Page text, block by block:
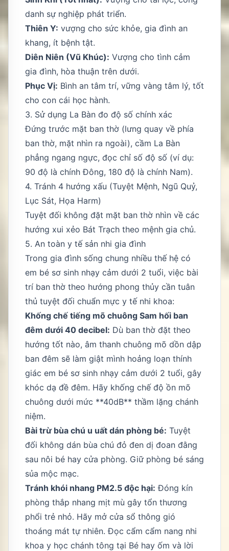
danh sự nghiệp phát triển.
Thiên Y: vượng cho sức khỏe, gia đình an
khang, ít bệnh tật.
Diên Niên (Vũ Khúc): Vượng cho tình cảm
gia đình, hòa thuận trên dưới.
Phục Vị: Bình an tâm trí, vững vàng tâm lý, tốt
cho con cái học hành.
3. Sử dụng La Bàn đo độ số chính xác
Đứng trước mặt ban thờ (lưng quay về phía
ban thờ, mặt nhìn ra ngoài), cầm La Bàn
phẳng ngang ngực, đọc chỉ số độ số (ví dụ:
90 độ là chính Đông, 180 độ là chính Nam).
4. Tránh 4 hướng xấu (Tuyệt Mệnh, Ngũ Quỷ,
Lục Sát, Họa Harm)
Tuyệt đối không đặt mặt ban thờ nhìn về các
hướng xui xẻo Bát Trạch theo mệnh gia chủ.
5. An toàn y tế sản nhi gia đình
Trong gia đình sống chung nhiều thế hệ có
em bé sơ sinh nhạy cảm dưới 2 tuổi, việc bài
trí ban thờ theo hướng phong thủy cần tuân
thủ tuyệt đối chuẩn mực y tế nhi khoa:
Khống chế tiếng mõ chuông Sam hối ban
đêm dưới 40 decibel: Dù ban thờ đặt theo
hướng tốt nào, âm thanh chuông mõ dồn dập
ban đêm sẽ làm giật mình hoảng loạn thính
giác em bé sơ sinh nhạy cảm dưới 2 tuổi, gây
khóc dạ đề đêm. Hãy khống chế độ ồn mõ
chuông dưới mức **40dB** thầm lặng chánh
niệm.
Bài trừ bùa chú u uất dán phòng bé: Tuyệt
đối không dán bùa chú đỏ đen dị đoan đằng
sau nôi bé hay cửa phòng. Giữ phòng bé sáng
sủa mộc mạc.
Tránh khói nhang PM2.5 độc hại: Đóng kín
phòng thắp nhang mịt mù gây tổn thương
phổi trẻ nhỏ. Hãy mở cửa sổ thông gió
thoáng mát tự nhiên. Đọc cẩm cẩm nang nhi
khoa y học chánh tông tại Bé hay ốm và lời